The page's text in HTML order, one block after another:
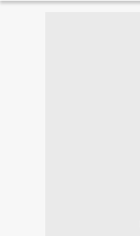
Formatos:...